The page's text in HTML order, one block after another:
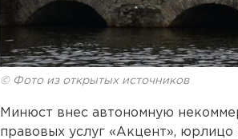
© Фото из открытых источников
Минюст внес автономную
правовых услуг «Акцент», юрлицо